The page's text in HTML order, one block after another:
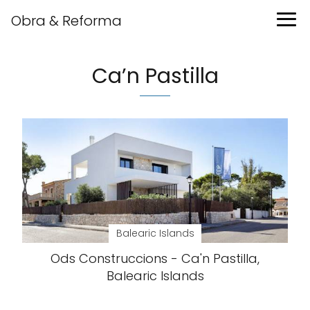
Obra & Reforma
Ca’n Pastilla
Balearic Islands
Ods Construccions - Ca'n Pastilla,
Balearic Islands